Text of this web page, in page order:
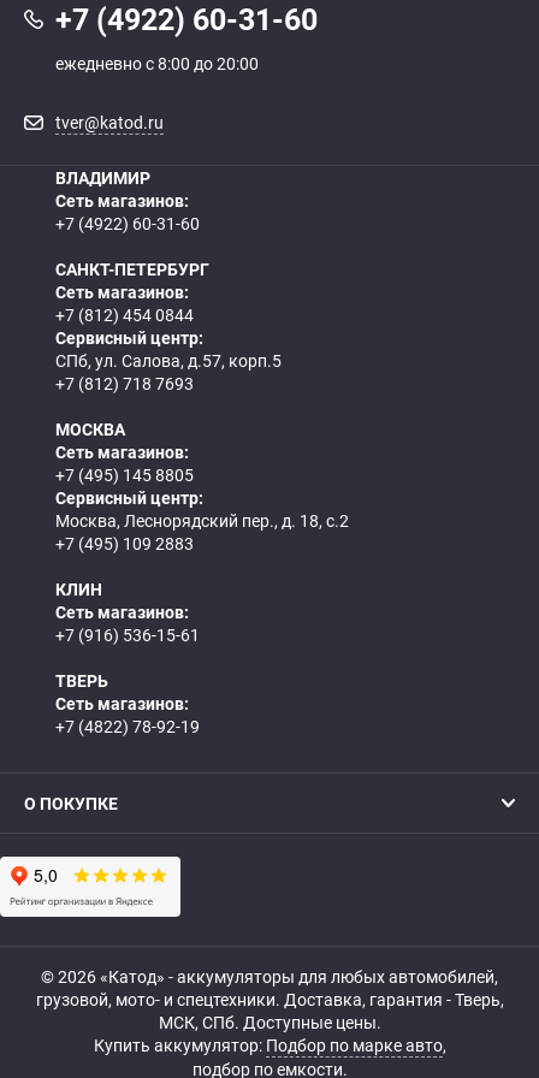
+7 (4922) 60-31-60
ежедневно с 8:00 до 20:00
tver@katod.ru
ВЛАДИМИР
Сеть магазинов:
+7 (4922) 60-31-60
САНКТ-ПЕТЕРБУРГ
Сеть магазинов:
+7 (812) 454 0844
Сервисный центр:
СПб, ул. Салова, д.57, корп.5
+7 (812) 718 7693
МОСКВА
Сеть магазинов:
+7 (495) 145 8805
Сервисный центр:
Москва, Леснорядский пер., д. 18, с.2
+7 (495) 109 2883
КЛИН
Сеть магазинов:
+7 (916) 536-15-61
ТВЕРЬ
Сеть магазинов:
+7 (4822) 78-92-19
О ПОКУПКЕ
© 2026 «Катод» - аккумуляторы для любых автомобилей,
грузовой, мото- и спецтехники. Доставка, гарантия - Тверь,
МСК, СПб. Доступные цены.
Купить аккумулятор: Подбор по марке авто,
подбор по емкости.